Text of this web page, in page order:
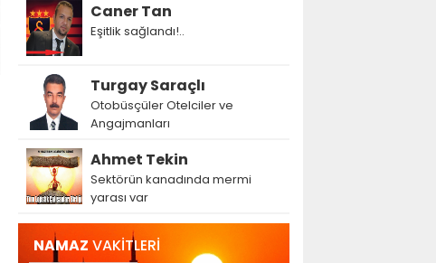
Caner Tan
Eşitlik sağlandı!..
Turgay Saraçlı
Otobüsçüler Otelciler ve
Angajmanları
Ahmet Tekin
Sektörün kanadında mermi
yarası var
NAMAZ VAKİTLERİ